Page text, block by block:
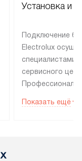
Установка и
Подключение
Electrolux
специалистами
сервисного
эксплуатации
Показать ещё